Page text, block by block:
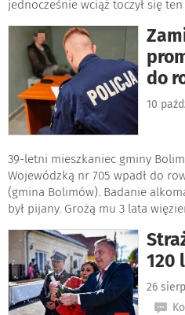
jednocześnie wciąż toczył się ten
do
10
39-letni mieszkaniec gminy
Wojewódzką nr 705 wpadł do
(gmina Bolimów). Badanie
był pijany. Grożą mu 3 lata
120
26